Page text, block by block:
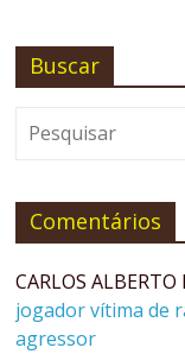
Buscar
Comentários
CARLOS
jogador vítima de
agressor